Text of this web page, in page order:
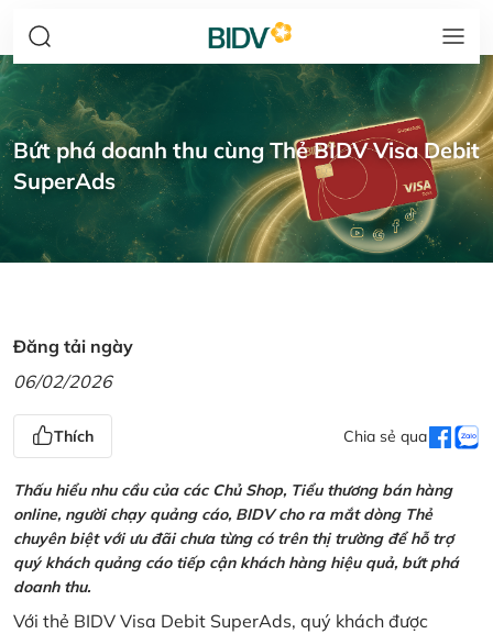
Bứt phá doanh thu cùng Thẻ BIDV Visa Debit
SuperAds
Đăng tải ngày
06/02/2026
Thích Chia sẻ qua
Thấu hiểu nhu cầu của các Chủ Shop, Tiểu thương bán hàng
online, người chạy quảng cáo, BIDV cho ra mắt dòng Thẻ
chuyên biệt với ưu đãi chưa từng có trên thị trường để hỗ trợ
quý khách quảng cáo tiếp cận khách hàng hiệu quả, bứt phá
doanh thu.
Với thẻ BIDV Visa Debit SuperAds, quý khách được